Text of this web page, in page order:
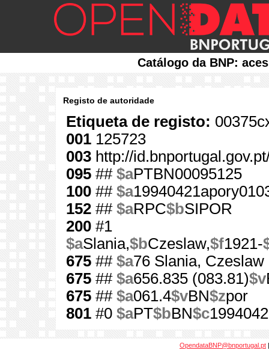
Catálogo da BNP:
Registo de autoridade
Etiqueta de registo:
001 125723
003 http://
095 ## $aPTBN00095125
100 ## $a
152 ## $aRPC$bSIPOR
200 #1
$aSlania,$bCzeslaw,$f1921-
675 ## $a76 Slania, Czeslaw
675 ## $a656.835 (083.81)$v
675 ## $a061.4$vBN$zpor
801 #0 $aPT$bBN$c
OpendataBNP@bnportugal.pt